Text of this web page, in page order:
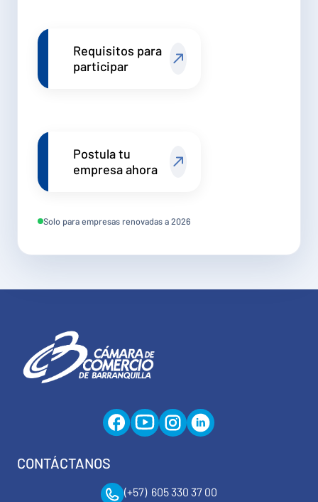
Requisitos para
participar
Postula tu
empresa ahora
Solo para empresas renovadas a 2026
CONTÁCTANOS
(+57) 605 330 37 00